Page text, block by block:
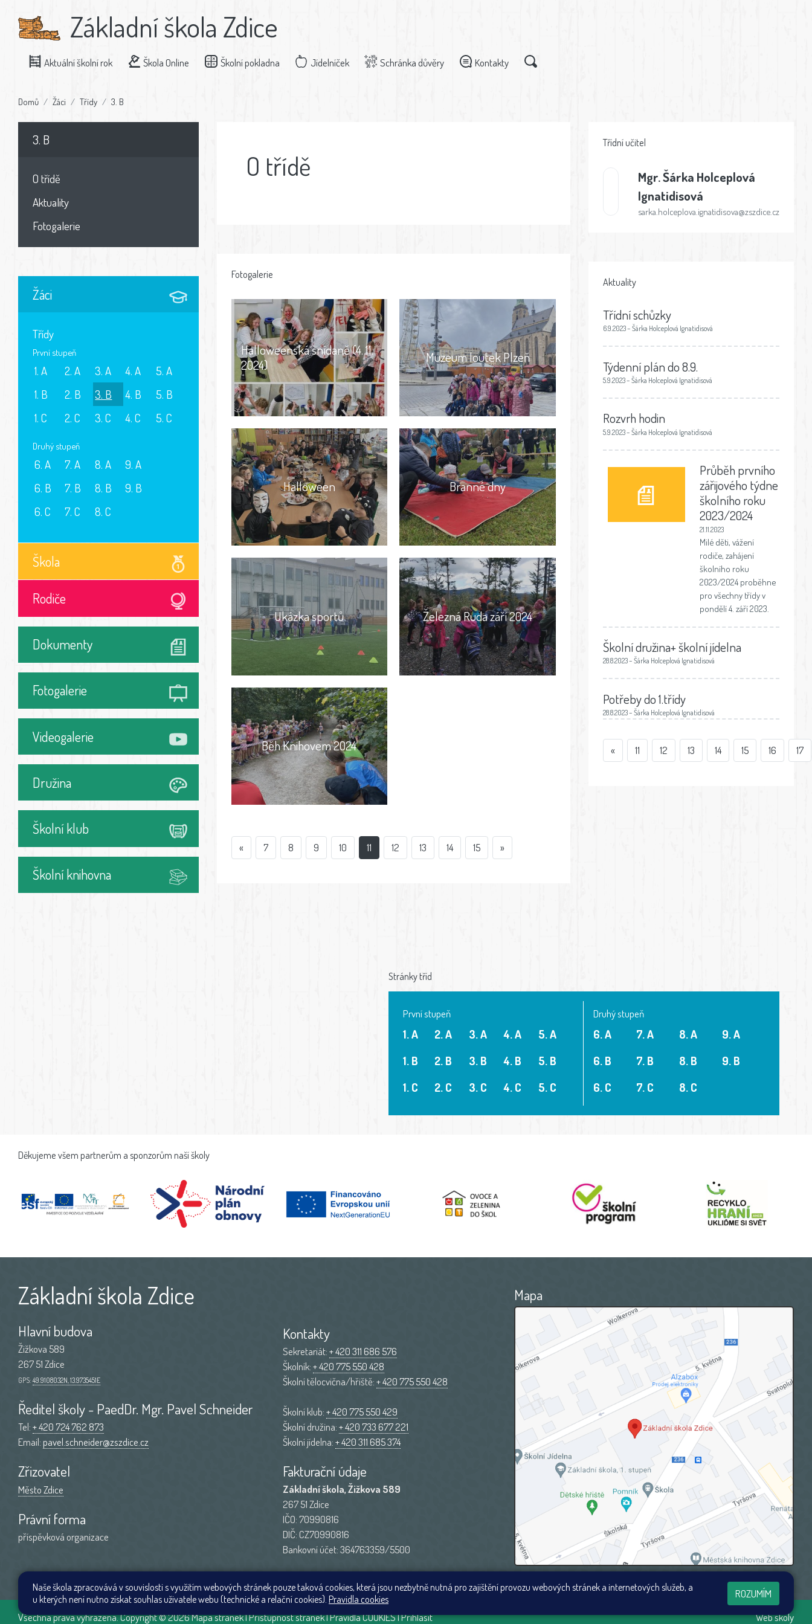
Základní škola Zdice
Aktuální školní rok Škola Online Školní pokladna Jídelníček Schránka důvěry Kontakty
Domů Žáci Třídy 3. B
3. B
O třídě
Aktuality
Fotogalerie
Žáci
Třídy
První stupeň
1. A
1. B
1. C
2. A
2. B
2. C
3. A
3. B
3. C
4. A
4. B
4. C
5. A
5. B
5. C
Druhý stupeň
6. A
6. B
6. C
7. A
7. B
7. C
8. A
8. B
8. C
9. A
9. B
Škola
Rodiče
Dokumenty
Fotogalerie
Videogalerie
Družina
Školní klub
Školní knihovna
O třídě
Fotogalerie
Halloweenská snídaně (4. 11.
2024)
Muzeum loutek Plzeň
Halloween Branné dny
Ukázka sportů Železná Ruda září 2024
Běh Knihovem 2024
« 7 8 9 10 11 12 13 14 15 »
Třídní učitel
Mgr.Šárka Holceplová
Ignatidisová
sarka.holceplova.ignatidisova@zszdice.cz
Aktuality
Třídní schůzky
6.9.2023 – Šárka Holceplová Ignatidisová
Týdenní plán do 8.9.
5.9.2023 – Šárka Holceplová Ignatidisová
Rozvrh hodin
5.9.2023 – Šárka Holceplová Ignatidisová
Průběh prvního
zářijového týdne
školního roku
2023/2024
21.11.2023
Milé děti, vážení
rodiče, zahájení
školního roku
2023/2024 proběhne
pro všechny třídy v
pondělí 4. září 2023.
Školní družina+ školní jídelna
28.8.2023 – Šárka Holceplová Ignatidisová
Potřeby do 1.třídy
28.8.2023 – Šárka Holceplová Ignatidisová
« 11 12 13 14 15 16 17
Stránky tříd
První stupeň
1. A
1. B
1. C
2. A
2. B
2. C
3. A
3. B
3. C
4. A
4. B
4. C
5. A
5. B
5. C
Druhý stupeň
6. A
6. B
6. C
7. A
7. B
7. C
8. A
8. B
8. C
9. A
9. B
Děkujeme všem partnerům a sponzorům naší školy
Základní škola Zdice
Hlavní budova
Žižkova 589
267 51 Zdice
GPS: 49.9108032N, 13.9735451E
Ředitel školy - PaedDr. Mgr. Pavel Schneider
Tel:+ 420 724 762 873
Email:pavel.schneider@zszdice.cz
Zřizovatel
Město Zdice
Právní forma
příspěvková organizace
Kontakty
Sekretariát:+ 420 311 686 576
Školník:+ 420 775 550 428
Školní tělocvična/hřiště:+ 420 775 550 428
Školní klub:+ 420 775 550 429
Školní družina:+ 420 733 677 221
Školní jídelna:+ 420 311 685 374
Fakturační údaje
Základní škola, Žižkova 589
267 51 Zdice
IČO: 70990816
DIČ: CZ70990816
Bankovní účet: 364763359/5500
Mapa
Všechna práva vyhrazena. Copyright © 2026Mapa stránek|Přístupnost stránek|Pravidla COOKIES|Přihlásit Web školy
Naše škola zpracovává v souvislosti s využitím webových stránek pouze taková cookies, která jsou nezbytně nutná pro zajištění provozu webových stránek a internetových služeb, a
u kterých není nutno získat souhlas uživatele webu (technické a relační cookies). Pravidla cookies ROZUMÍM